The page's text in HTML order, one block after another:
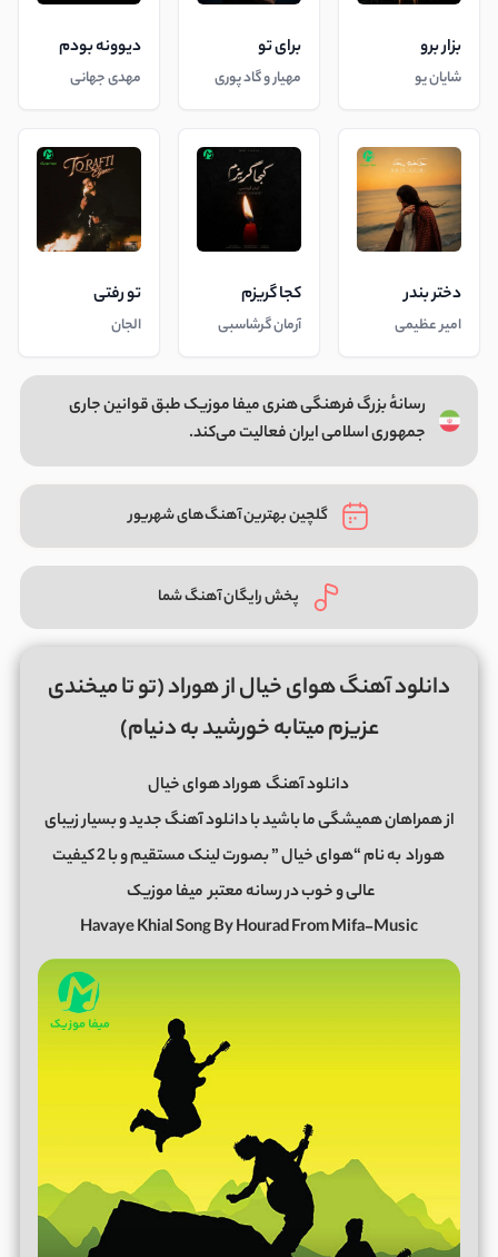
بزار برو
شایان یو
برای تو
مهیار و گاد پوری
دیوونه بودم
مهدی جهانی
دختر بندر
امیر عظیمی
کجا گریزم
آرمان گرشاسبی
تو رفتی
الجان
رسانهٔ بزرگ فرهنگی هنری میفا موزیک طبق قوانین جاری
جمهوری اسلامی ایران فعالیت می‌کند.
گلچین بهترین آهنگ‌های شهریور
پخش رایگان آهنگ شما
دانلود آهنگ هوای خیال از هوراد (تو تا میخندی
عزیزم میتابه خورشید به دنیام)
دانلود آهنگهوراد هوای خیال
از همراهان همیشگی ما باشید با دانلود آهنگ جدید و بسیار زیبای
هوراد
به نام “هوای خیال ” بصورت لینک مستقیم و با 2 کیفیت
عالی و خوب در رسانه معتبرمیفا موزیک
Havaye Khial Song By Hourad From Mifa-Music